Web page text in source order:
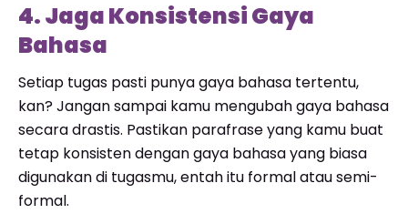
4. Jaga Konsistensi Gaya
Bahasa
Setiap tugas pasti punya gaya bahasa tertentu,
kan? Jangan sampai kamu mengubah gaya bahasa
secara drastis. Pastikan parafrase yang kamu buat
tetap konsisten dengan gaya bahasa yang biasa
digunakan di tugasmu, entah itu formal atau semi-
formal.